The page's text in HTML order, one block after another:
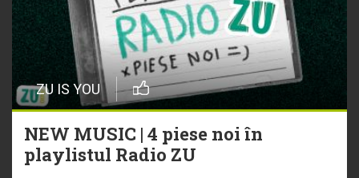
ZU IS YOU
NEW MUSIC | 4 piese noi în
playlistul Radio ZU